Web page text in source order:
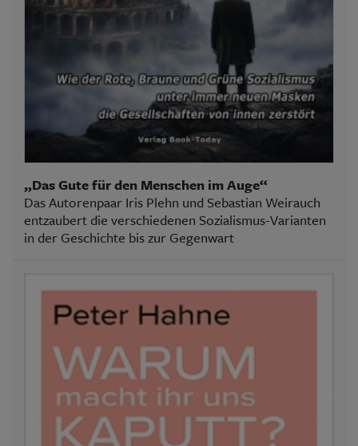
„Das Gute für den Menschen im Auge“
Das Autorenpaar Iris Plehn und Sebastian Weirauch
entzaubert die verschiedenen Sozialismus-Varianten
in der Geschichte bis zur Gegenwart